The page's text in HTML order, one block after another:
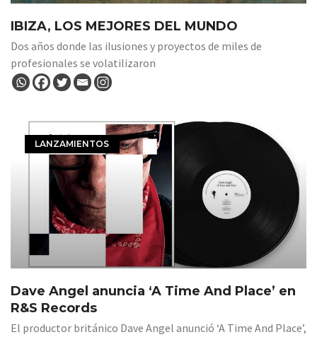
IBIZA, LOS MEJORES DEL MUNDO
Dos años donde las ilusiones y proyectos de miles de
profesionales se volatilizaron
LANZAMIENTOS
Dave Angel anuncia ‘A Time And Place’ en
R&S Records
El productor británico Dave Angel anunció ‘A Time And Place’,